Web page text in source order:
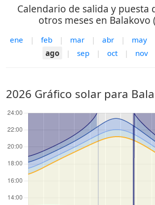
Calendario de salida y puesta
otros meses en Balakovo
ene | feb | mar | abr | may
ago
| sep | oct | nov
2026 Gráfico solar para